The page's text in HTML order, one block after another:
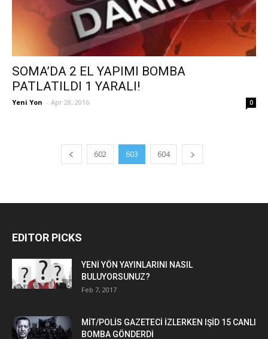
SOMA’DA 2 EL YAPIMI BOMBA
PATLATILDI 1 YARALI!
Yeni Yon - Apr 28, 2016 0
602 603 604
EDITOR PICKS
YENİ YÖN YAYINLARINI NASIL
BULUYORSUNUZ?
Feb 7, 2017
MİT/POLİS GAZETECİ İZLERKEN IŞİD 15 CANLI
BOMBA GÖNDERDİ